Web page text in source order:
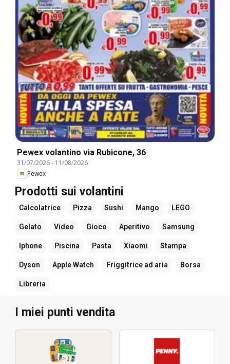
Pewex volantino via Rubicone, 36
31/07/2026- 11/08/2026
Pewex
Prodotti sui volantini
Calcolatrice Pizza Sushi Mango LEGO
Gelato Video Gioco Aperitivo Samsung
Iphone Piscina Pasta Xiaomi Stampa
Dyson Apple Watch Friggitrice ad aria Borsa
Libreria
I miei punti vendita